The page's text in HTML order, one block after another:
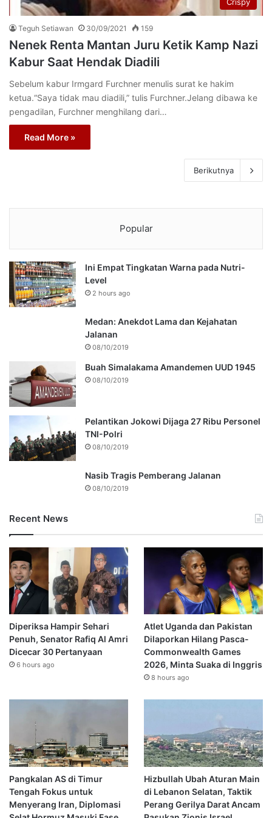
Teguh Setiawan 30/09/2021 159
Nenek Renta Mantan Juru Ketik Kamp Nazi
Kabur Saat Hendak Diadili
Sebelum kabur Irmgard Furchner menulis surat ke hakim
ketua.“Saya tidak mau diadili,” tulis Furchner.Jelang dibawa ke
pengadilan, Furchner menghilang dari…
Read More »
Berikutnya
Popular
Ini Empat Tingkatan Warna pada Nutri-
Level
2 hours ago
Medan: Anekdot Lama dan Kejahatan
Jalanan
08/10/2019
Buah Simalakama Amandemen UUD 1945
08/10/2019
Pelantikan Jokowi Dijaga 27 Ribu Personel
TNI-Polri
08/10/2019
Nasib Tragis Pemberang Jalanan
08/10/2019
Recent News
Diperiksa Hampir Sehari
Penuh, Senator Rafiq Al Amri
Dicecar 30 Pertanyaan
6 hours ago
Atlet Uganda dan Pakistan
Dilaporkan Hilang Pasca-
Commonwealth Games
2026, Minta Suaka di Inggris
8 hours ago
Pangkalan AS di Timur
Tengah Fokus untuk
Menyerang Iran, Diplomasi
Hizbullah Ubah Aturan Main
di Lebanon Selatan, Taktik
Perang Gerilya Darat Ancam